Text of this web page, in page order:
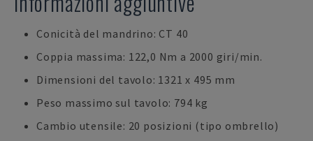
Conicità del mandrino: CT 40
Coppia massima: 122,0 Nm a 2000 giri/min.
Dimensioni del tavolo: 1321 x 495 mm
Peso massimo sul tavolo: 794 kg
Cambio utensile: 20 posizioni (tipo ombrello)